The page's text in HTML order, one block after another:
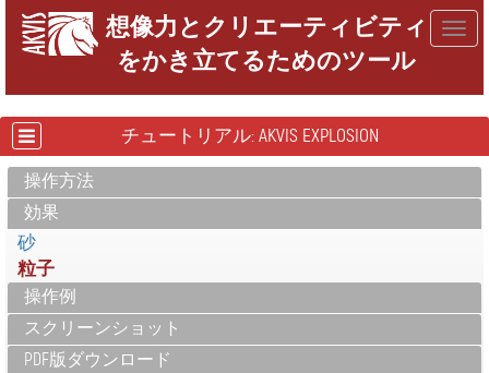
想像力とクリエーティビティ
をかき立てるためのツール
チュートリアル: AKVIS EXPLOSION
操作方法
効果
砂
粒子
操作例
スクリーンショット
PDF版ダウンロード